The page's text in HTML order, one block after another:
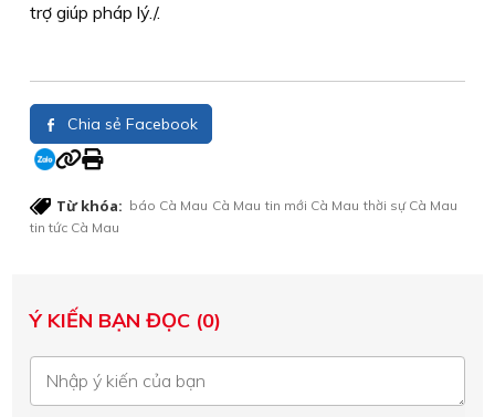
trợ giúp pháp lý./.
Chia sẻ Facebook
Từ khóa: báo Cà Mau Cà Mau tin mới Cà Mau thời sự Cà Mau
tin tức Cà Mau
Ý KIẾN BẠN ĐỌC (0)